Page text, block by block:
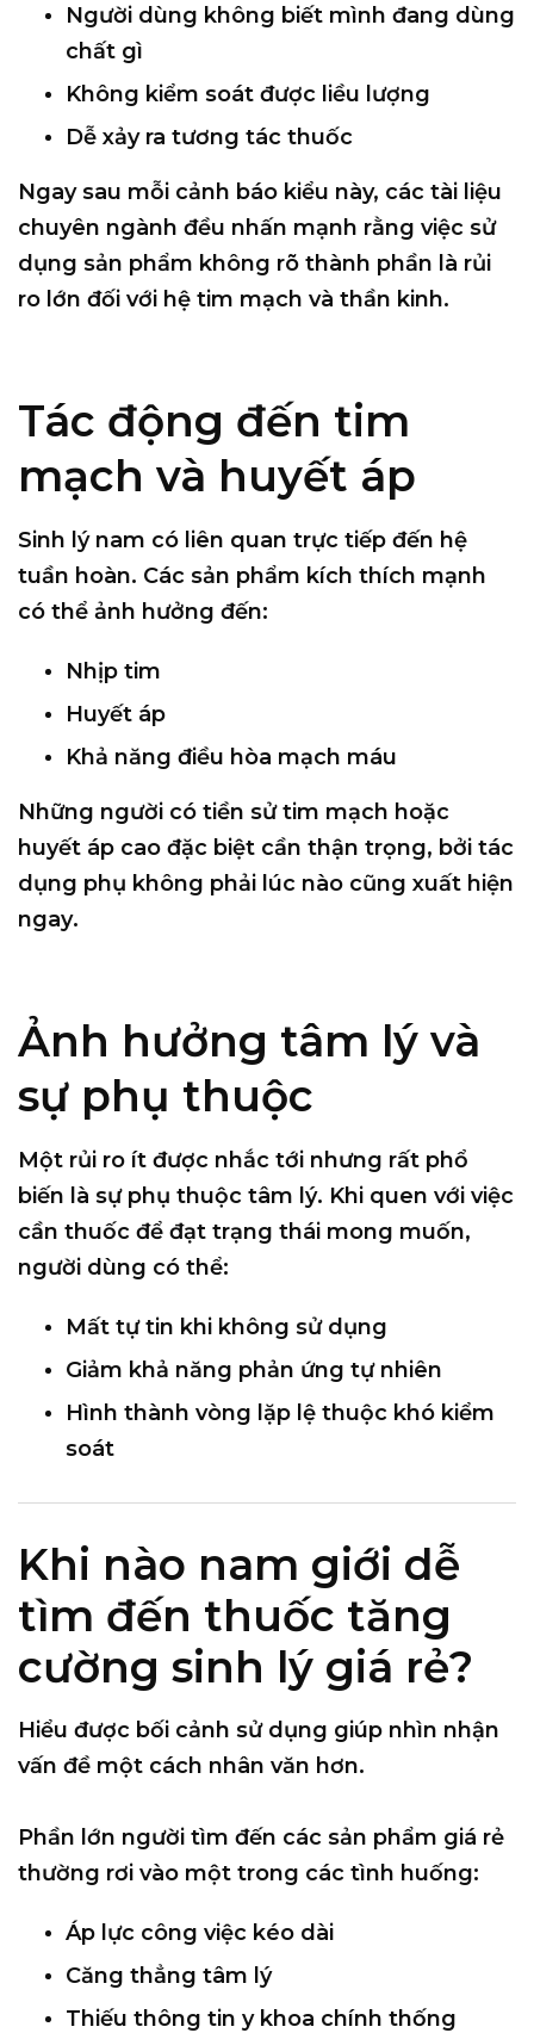
Người dùng không biết mình đang dùng
chất gì
Không kiểm soát được liều lượng
Dễ xảy ra tương tác thuốc
Ngay sau mỗi cảnh báo kiểu này, các tài liệu
chuyên ngành đều nhấn mạnh rằng việc sử
dụng sản phẩm không rõ thành phần là rủi
ro lớn đối với hệ tim mạch và thần kinh.
Tác động đến tim
mạch và huyết áp
Sinh lý nam có liên quan trực tiếp đến hệ
tuần hoàn. Các sản phẩm kích thích mạnh
có thể ảnh hưởng đến:
Nhịp tim
Huyết áp
Khả năng điều hòa mạch máu
Những người có tiền sử tim mạch hoặc
huyết áp cao đặc biệt cần thận trọng, bởi tác
dụng phụ không phải lúc nào cũng xuất hiện
ngay.
Ảnh hưởng tâm lý và
sự phụ thuộc
Một rủi ro ít được nhắc tới nhưng rất phổ
biến là sự phụ thuộc tâm lý. Khi quen với việc
cần thuốc để đạt trạng thái mong muốn,
người dùng có thể:
Mất tự tin khi không sử dụng
Giảm khả năng phản ứng tự nhiên
Hình thành vòng lặp lệ thuộc khó kiểm
soát
Khi nào nam giới dễ
tìm đến thuốc tăng
cường sinh lý giá rẻ?
Hiểu được bối cảnh sử dụng giúp nhìn nhận
vấn đề một cách nhân văn hơn.
Phần lớn người tìm đến các sản phẩm giá rẻ
thường rơi vào một trong các tình huống:
Áp lực công việc kéo dài
Căng thẳng tâm lý
Thiếu thông tin y khoa chính thống